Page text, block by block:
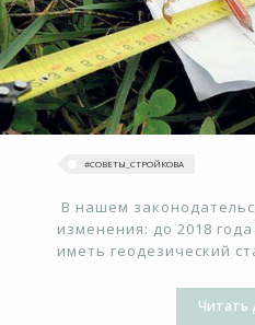
#‎СОВЕТЫ_СТРОЙКОВА
В нашем
изменения: до 2018
иметь геодезический
Читать